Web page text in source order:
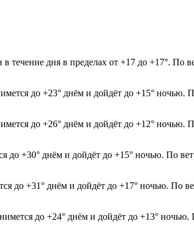
дня в пределах от +17 до +17°. По
до +23° днём и дойдёт до +15°
до +26° днём и дойдёт до +12°
до +30° днём и дойдёт до +15° ночью. По
до +31° днём и дойдёт до +17° ночью. По
до +24° днём и дойдёт до +13°